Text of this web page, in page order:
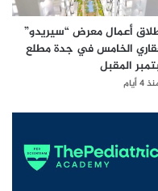
أعمال معرض “سيريدو”
الخامس في جدة مطلع
المقبل
4 أيام